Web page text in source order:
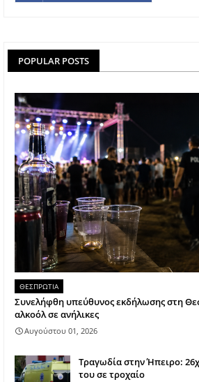
POPULAR POSTS
ΘΕΣΠΡΩΤΙΑ
Συνελήφθη υπεύθυνος εκδήλωσης στη
αλκοόλ σε ανήλικες
Αυγούστου 01, 2026
Τραγωδία στην Ήπειρο:
του σε τροχαίο